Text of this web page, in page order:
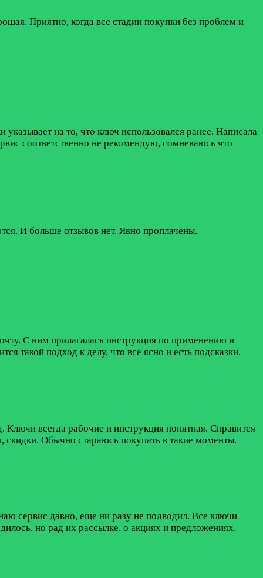
Приятно, когда все стадии покупки без проблем и
на то, что ключ использовался ранее. Написала
соответственно не рекомендую, сомневаюсь что
И больше отзывов нет. Явно проплачены.
С ним прилагалась инструкция по применению и
такой подход к делу, что все ясно и есть подсказки.
всегда рабочие и инструкция понятная. Справится
Обычно стараюсь покупать в такие моменты.
сервис давно, еще ни разу не подводил. Все ключи
но рад их рассылке, о акциях и предложениях.